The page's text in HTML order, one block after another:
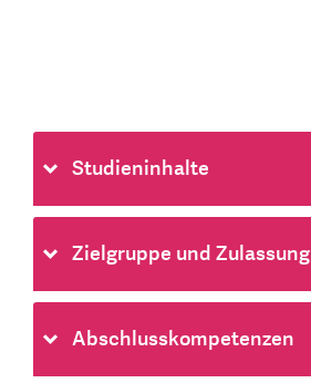
Studieninhalte
Zielgruppe und Zulassung
Abschlusskompetenzen